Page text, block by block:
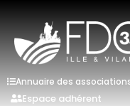
Annuaire des
Espace adhérent